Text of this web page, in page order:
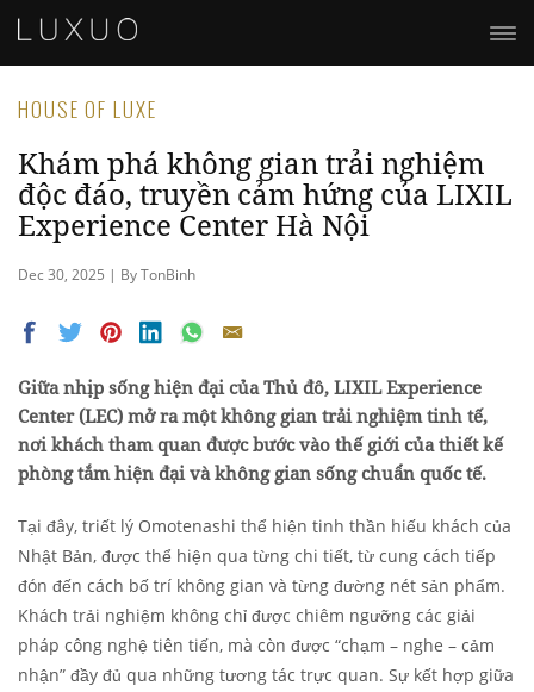
HOUSE OF LUXE
Khám phá không gian trải nghiệm
độc đáo, truyền cảm hứng của LIXIL
Experience Center Hà Nội
Dec 30, 2025 | By TonBinh
Giữa nhịp sống hiện đại của Thủ đô, LIXIL Experience
Center (LEC) mở ra một không gian trải nghiệm tinh tế,
nơi khách tham quan được bước vào thế giới của thiết kế
phòng tắm hiện đại và không gian sống chuẩn quốc tế.
Tại đây, triết lý Omotenashi thể hiện tinh thần hiếu khách của
Nhật Bản, được thể hiện qua từng chi tiết, từ cung cách tiếp
đón đến cách bố trí không gian và từng đường nét sản phẩm.
Khách trải nghiệm không chỉ được chiêm ngưỡng các giải
pháp công nghệ tiên tiến, mà còn được “chạm – nghe – cảm
nhận” đầy đủ qua những tương tác trực quan. Sự kết hợp giữa